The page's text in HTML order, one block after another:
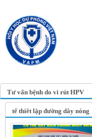
Tư vấn bệnh do vi rút HPV
tế thiêt lập đường dây nóng